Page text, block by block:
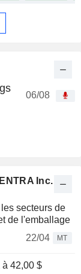
06/08
Inc.
secteurs de
de l'emballage
22/04
MT
42,00 $